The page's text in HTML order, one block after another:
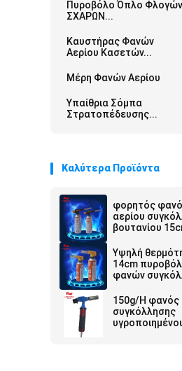
Πυροβόλο Όπλο Φλογών
ΣΧΑΡΩΝ...
Καυστήρας Φανών
Αερίου Κασετών...
Μέρη Φανών Αερίου
Υπαίθρια Σόμπα
Στρατοπέδευσης...
Καλύτερα Προϊόντα
φορητός
αερίου
βουτανίου
Υψηλή
14cm
φανών
150g/H φανός
συγκόλλησης